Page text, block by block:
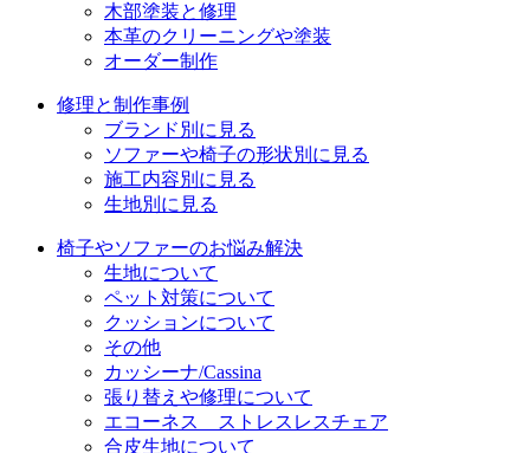
木部塗装と修理
本革のクリーニングや塗装
オーダー制作
修理と制作事例
ブランド別に見る
ソファーや椅子の形状別に見る
施工内容別に見る
生地別に見る
椅子やソファーのお悩み解決
生地について
ペット対策について
クッションについて
その他
カッシーナ/Cassina
張り替えや修理について
エコーネス ストレスレスチェア
合皮生地について